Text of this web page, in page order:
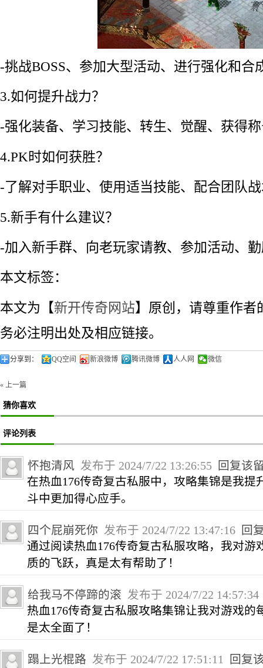
-挑战BOSS、参加大型活动、进行强化和合
3.如何提升战力？
-强化装备、学习技能、转生、觉醒、获得
4.PK时如何获胜？
-了解对手职业、使用适当技能、配合团队
5.新手有什么建议？
-加入新手群、向老玩家请教、参加活动、
本文标签：
本文为【新开传奇网站】原创，请尊重作者
务必注明出处及相应链接。
分享到： QQ空间 新浪微博 腾讯微博 人人网 微信
« 上一篇
猜你喜欢
评论列表
怀抱清风 发布于 2024/7/22 13:26:55
回复该
在热血176传奇复古私服中，攻略集锦是我提
斗中更加得心应手。
四个屁崩死你 发布于 2024/7/22 13:47:16 回
通过阅读热血176传奇复古私服攻略，我对游
质的飞跃，真是太有帮助了！
给我马不停蹄的滚 发布于 2024/7/22
热血176传奇复古私服攻略集锦让我对游戏的
是太全面了！
蹋上光棍路 发布于 2024/7/22 17:51:11
回复